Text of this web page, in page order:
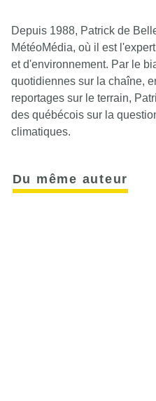
Depuis 1988, Patrick de
MétéoMédia, où il est
et d'environnement. Par le
quotidiennes sur la chaîne,
reportages sur le terrain,
des québécois sur la
climatiques.
Du même auteur